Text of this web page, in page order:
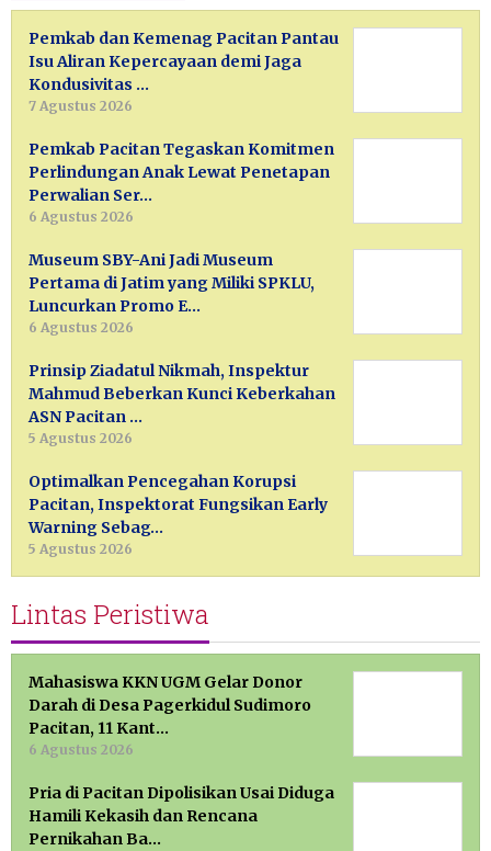
Pemkab dan Kemenag Pacitan Pantau
Isu Aliran Kepercayaan demi Jaga
Kondusivitas …
7 Agustus 2026
Pemkab Pacitan Tegaskan Komitmen
Perlindungan Anak Lewat Penetapan
Perwalian Ser…
6 Agustus 2026
Museum SBY-Ani Jadi Museum
Pertama di Jatim yang Miliki SPKLU,
Luncurkan Promo E…
6 Agustus 2026
Prinsip Ziadatul Nikmah, Inspektur
Mahmud Beberkan Kunci Keberkahan
ASN Pacitan …
5 Agustus 2026
Optimalkan Pencegahan Korupsi
Pacitan, Inspektorat Fungsikan Early
Warning Sebag…
5 Agustus 2026
Lintas Peristiwa
Mahasiswa KKN UGM Gelar Donor
Darah di Desa Pagerkidul Sudimoro
Pacitan, 11 Kant…
6 Agustus 2026
Pria di Pacitan Dipolisikan Usai Diduga
Hamili Kekasih dan Rencana
Pernikahan Ba…